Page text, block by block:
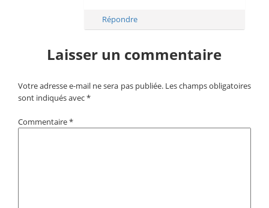
Répondre
Laisser un commentaire
Votre adresse e-mail ne sera pas publiée. Les champs obligatoires
sont indiqués avec*
Commentaire*